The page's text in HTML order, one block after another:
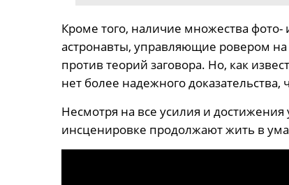
Кроме того, наличие множества
астронавты, управляющие ровером
против теорий заговора. Но, как
нет более надежного
Несмотря на все усилия и
инсценировке продолжают жить в